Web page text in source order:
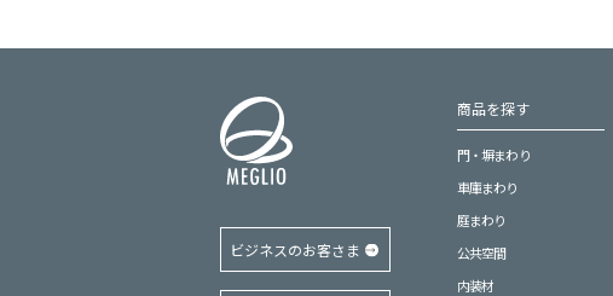
ビジネスのお客さま
商品を探す
門・塀まわり
車庫まわり
庭まわり
公共空間
内装材